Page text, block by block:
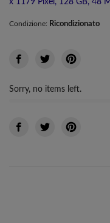
x 1179 Pixel, 128 GB, 48
Condizione: Ricondizionato
Sorry, no items left.